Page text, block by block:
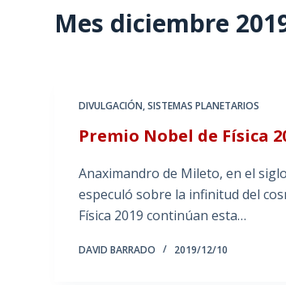
Mes diciembre
DIVULGACIÓN,SISTEMAS PLANETARIOS
Premio Nobel de Física
Anaximandro de Mileto, en el
especuló sobre la infinitud del
Física 2019 continúan esta…
DAVID BARRADO 2019/12/10